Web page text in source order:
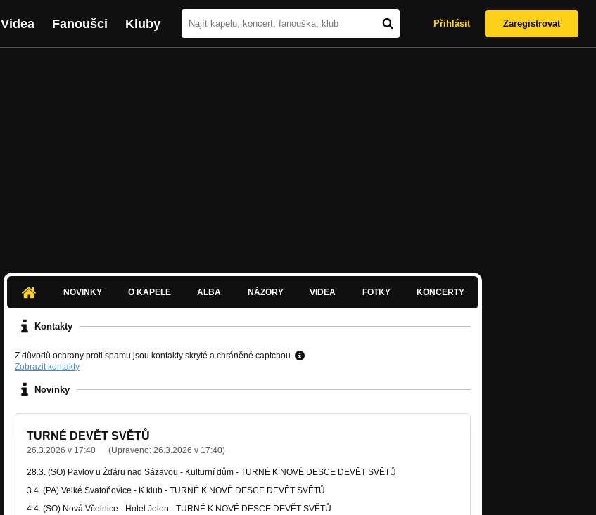
Videa Fanoušci Kluby Přihlásit Zaregistrovat
NOVINKY O KAPELE ALBA NÁZORY VIDEA FOTKY KONCERTY
Kontakty
Z důvodů ochrany proti spamu jsou kontakty skryté a chráněné captchou.
Zobrazit kontakty
Novinky
TURNÉ DEVĚT SVĚTŮ
26.3.2026 v 17:40 (Upraveno: 26.3.2026 v 17:40)
28.3. (SO) Pavlov u Žďáru nad Sázavou - Kulturní dům - TURNÉ K NOVÉ DESCE DEVĚT SVĚTŮ
3.4. (PA) Velké Svatoňovice - K klub - TURNÉ K NOVÉ DESCE DEVĚT SVĚTŮ
4.4. (SO) Nová Včelnice - Hotel Jelen - TURNÉ K NOVÉ DESCE DEVĚT SVĚTŮ